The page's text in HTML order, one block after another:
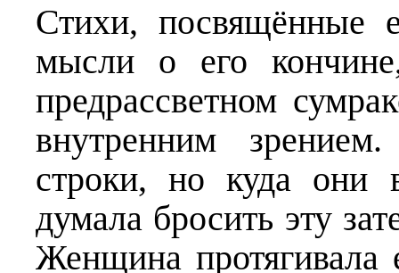
Стихи, посвящённые
мысли о его
предрассветном
внутренним
строки, но куда они
думала бросить эту
Женщина